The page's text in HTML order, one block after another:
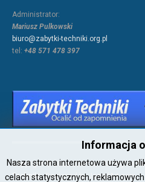
Informacja
Nasza strona internetowa używa
celach statystycznych,
Administrator:
Mariusz Pulkowski
biuro@zabytki-techniki.org.pl
tel: +48 571 478 397
Copyright © 2026 Joomla!. All Rights
Techniki- Designed by JoomlArt.com.